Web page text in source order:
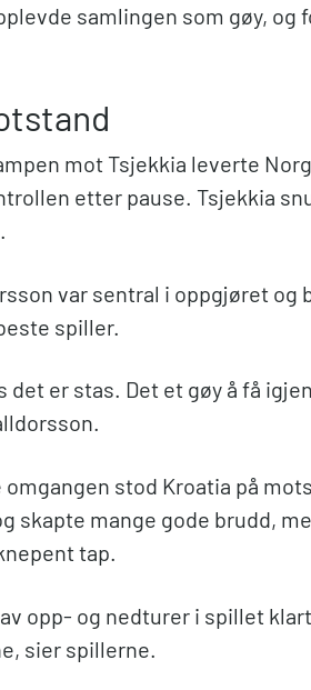
samlingen som gøy, og
mot Tsjekkia leverte
etter pause. Tsjekkia
var sentral i oppgjøret
spiller.
det er stas. Det et gøy å få
omgangen stod Kroatia på
skapte mange gode brudd,
tap.
opp- og nedturer i spillet
sier spillerne.